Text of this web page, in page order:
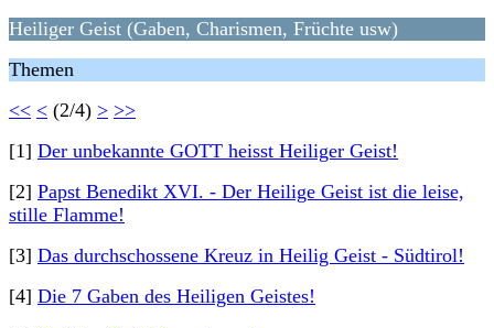
Heiliger Geist (Gaben, Charismen, Früchte usw)
Themen
<< < (2/4) > >>
[1] Der unbekannte GOTT heisst Heiliger Geist!
[2] Papst Benedikt XVI. - Der Heilige Geist ist die leise,
stille Flamme!
[3] Das durchschossene Kreuz in Heilig Geist - Südtirol!
[4] Die 7 Gaben des Heiligen Geistes!